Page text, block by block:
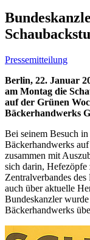
Pressemitteilung
Berlin, 22. Januar
am Montag die
auf der Grünen
Bäckerhandwerks
Bei seinem Besuch in
Bäckerhandwerks
zusammen mit
sich darin, Hefezöpfe
Zentralverbandes
auch über aktuelle
Bundeskanzler
Bäckerhandwerks